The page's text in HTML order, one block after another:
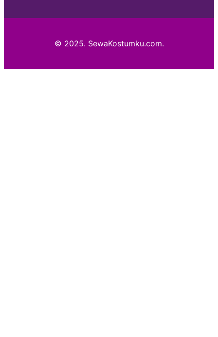
© 2025. SewaKostumku.com.